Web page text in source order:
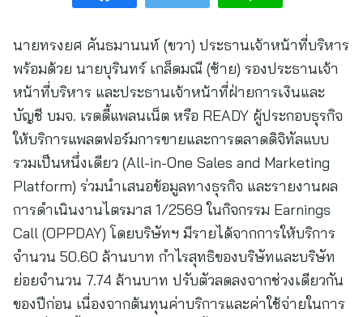
นายทรงยศ คันธมานนท์ (ขวา) ประธานเจ้าหน้าที่บริหาร
พร้อมด้วย นายบุรินทร์ เกล็ดมณี (ซ้าย) รองประธานเจ้า
หน้าที่บริหาร และประธานเจ้าหน้าที่ฝ่ายการเงินและ
บัญชี บมจ. เรดดี้แพลนเน็ต หรือ READY ผู้ประกอบธุรกิจ
ให้บริการแพลตฟอร์มการขายและการตลาดดิจิทัลแบบ
รวมเป็นหนึ่งเดียว (All-in-One Sales and Marketing
Platform) ร่วมนำเสนอข้อมูลทางธุรกิจ และรายงานผล
การดำเนินงานไตรมาส 1/2569 ในกิจกรรม Earnings
Call (OPPDAY) โดยบริษัทฯ มีรายได้จากการให้บริการ
จำนวน 50.60 ล้านบาท กำไรสุทธิของบริษัทและบริษัท
ย่อยจำนวน 7.74 ล้านบาท ปรับตัวลดลงจากช่วงเดียวกัน
ของปีก่อน เนื่องจากต้นทุนค่าบริการและค่าใช้จ่ายในการ